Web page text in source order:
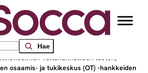
sosiaalialan osaamiskeskus
valtakunnallisen lasten,
osaamis- ja tukikeskus (OT) -hankkeiden